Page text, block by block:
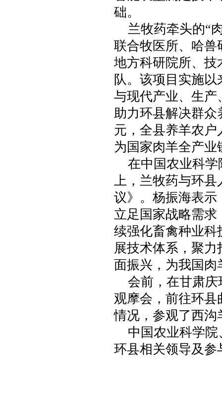
础。
兰牧药牵头的“
联合牧医所、哈兽
地方科研院所、技
队。该项目实施
与现代产业、生产
助力环县解决群众
元，全县养羊农户
为国家肉羊全产
在中国农业科
上，兰牧药与环县
议》。杨振海表示
立足国家战略需求
续强化畜禽种业科
展技术体系，聚力
面振兴，为我国肉
会前，在甘肃
观摩会，前往环
情况，参观了西沟
中国农业科学
环县相关领导及参